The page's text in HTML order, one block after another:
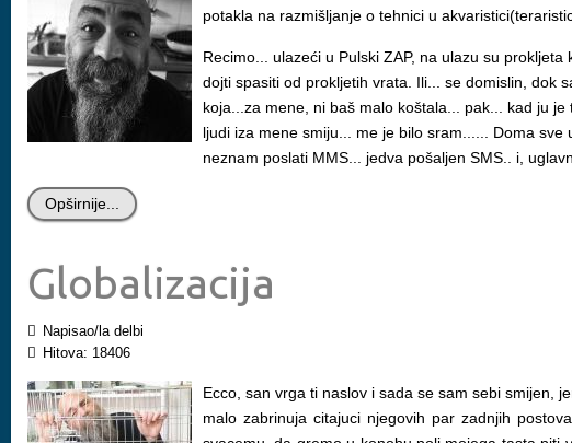
potakla na razmišljanje o tehnici u
Recimo... ulazeći u Pulski ZAP, na ulazu su
dojti spasiti od prokljetih vrata. Ili... se domislin, dok
koja...za mene, ni baš malo koštala... pak... kad ju
ljudi iza mene smiju... me je bilo sram...... Doma
neznam poslati MMS... jedva pošaljen SMS.. i,
Opširnije...
Globalizacija
Napisao/la delbi
Hitova: 18406
Ecco, san vrga ti naslov i sada se sam sebi smijen,
malo zabrinuja citajuci njegovih par zadnjih